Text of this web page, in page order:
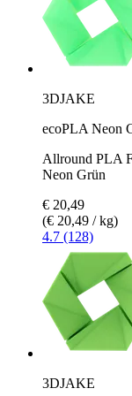
3DJAKE
ecoPLA Neon
Allround PLA
Neon Grün
€ 20,49
(€ 20,49 / kg)
4.7 (128)
3DJAKE